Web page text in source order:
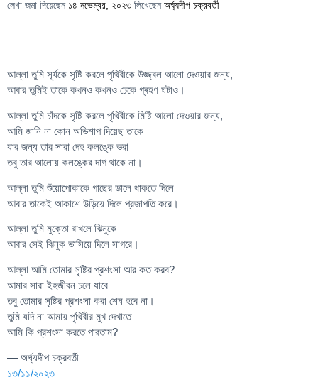
লেখা জমা দিয়েছেন ১৪ নভেম্বর, ২০২৩ লিখেছেন অর্ঘ্যদীপ চক্রবর্তী
আল্লা তুমি সূর্যকে সৃষ্টি করলে পৃথিবীকে উজ্জ্বল আলো দেওয়ার জন্য,
আবার তুমিই তাকে কখনও কখনও ঢেকে গ্ৰহণ ঘটাও।
আল্লা তুমি চাঁদকে সৃষ্টি করলে পৃথিবীকে মিষ্টি আলো দেওয়ার জন্য,
আমি জানি না কোন অভিশাপ দিয়েছ তাকে
যার জন্য তার সারা দেহ কলঙ্কে ভরা
তবু তার আলোয় কলঙ্কের দাগ থাকে না।
আল্লা তুমি শুঁয়োপোকাকে গাছের ডালে থাকতে দিলে
আবার তাকেই আকাশে উড়িয়ে দিলে প্রজাপতি করে।
আল্লা তুমি মুক্তো রাখলে ঝিনুকে
আবার সেই ঝিনুক ভাসিয়ে দিলে সাগরে।
আল্লা আমি তোমার সৃষ্টির প্রশংসা আর কত করব?
আমার সারা ইহজীবন চলে যাবে
তবু তোমার সৃষ্টির প্রশংসা করা শেষ হবে না।
তুমি যদি না আমায় পৃথিবীর মুখ দেখাতে
আমি কি প্রশংসা করতে পারতাম?
— অর্ঘ্যদীপ চক্রবর্তী
১৩/১১/২০২৩